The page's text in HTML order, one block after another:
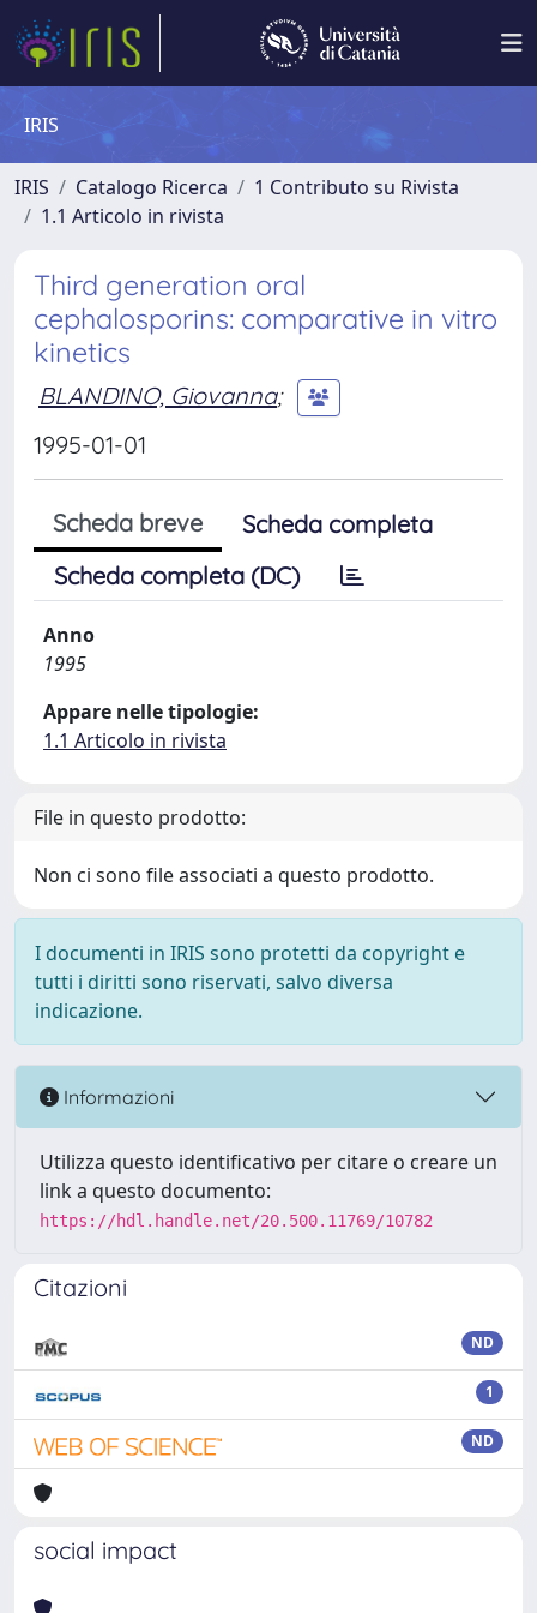
IRIS
IRIS Catalogo Ricerca
1 Contributo su Rivista
1.1 Articolo in rivista
Third generation oral
cephalosporins: comparative in vitro
kinetics
BLANDINO, Giovanna;
1995-01-01
Scheda breve
Scheda completa
Scheda completa (DC)
Anno
1995
Appare nelle tipologie:
1.1 Articolo in rivista
File in questo prodotto:
Non ci sono file associati a questo prodotto.
I documenti in IRIS sono protetti da copyright e
tutti i diritti sono riservati, salvo diversa
indicazione.
Informazioni
Utilizza questo identificativo per citare o creare un
link a questo documento:
https://hdl.handle.net/20.500.11769/10782
Citazioni
ND
1
ND
social impact